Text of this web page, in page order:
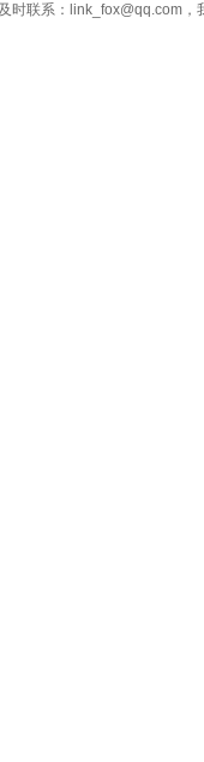
时联系：link_fox@qq.com，